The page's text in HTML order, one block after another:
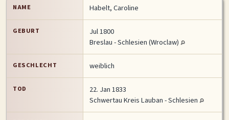
Dokumente Kirchenbucheinträge
Fotos
MITMACHEN
Lesezeichen Personendaten Senden
Benutzer-Login beantragen Forum
NAME Habelt,Caroline
GEBURT
Jul 1800
Breslau - Schlesien (Wroclaw)
GESCHLECHT weiblich
TOD
22. Jan 1833
Schwertau Kreis Lauban - Schlesien